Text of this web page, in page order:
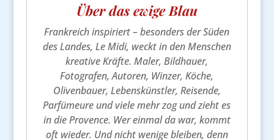
Über das ewige Blau
Frankreich inspiriert – besonders der Süden
des Landes, Le Midi, weckt in den Menschen
kreative Kräfte. Maler, Bildhauer,
Fotografen, Autoren, Winzer, Köche,
Olivenbauer, Lebenskünstler, Reisende,
Parfümeure und viele mehr zog und zieht es
in die Provence. Wer einmal da war, kommt
oft wieder. Und nicht wenige bleiben, denn